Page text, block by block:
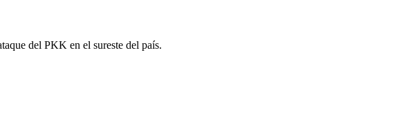
del PKK en el sureste del país.